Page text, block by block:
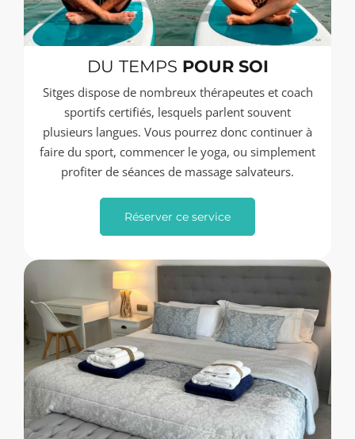
DU TEMPS POUR SOI
Sitges dispose de nombreux thérapeutes et coach
sportifs certifiés, lesquels parlent souvent
plusieurs langues. Vous pourrez donc continuer à
faire du sport, commencer le yoga, ou simplement
profiter de séances de massage salvateurs.
Réserver ce service